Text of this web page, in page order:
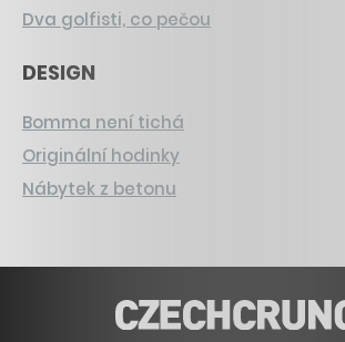
Dva golfisti, co pečou
DESIGN
Bomma není tichá
Originální hodinky
Nábytek z betonu